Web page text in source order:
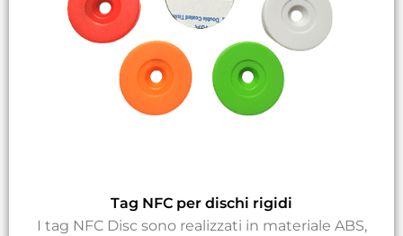
Tag NFC per dischi rigidi
I tag NFC Disc sono realizzati in materiale ABS,